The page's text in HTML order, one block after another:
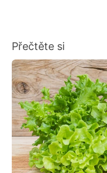
Přečtěte si